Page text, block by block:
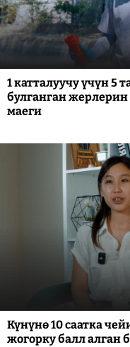
1 катталуучу үчүн
булганган жерлерин
маеги
Күнүнө 10 саатка
жогорку балл алган